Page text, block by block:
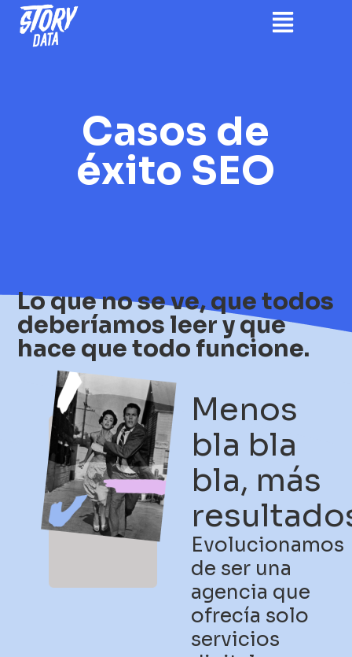
Casos de
éxito SEO
Lo que no se ve, que todos
deberíamos leer y que
hace que todo funcione.
Menos
bla bla
bla, más
Evolucionamos
de ser una
agencia que
ofrecía solo
servicios